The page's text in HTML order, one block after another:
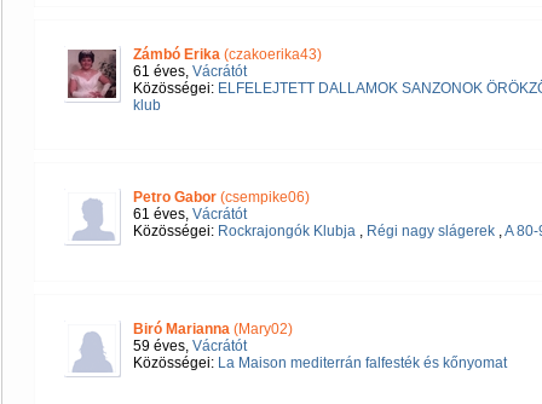
Zámbó Erika (czakoerika43)
61 éves, Vácrátót
Közösségei: ELFELEJTETT DALLAMOK SANZONOK
klub
Petro Gabor (csempike06)
61 éves, Vácrátót
Közösségei: Rockrajongók Klubja , Régi nagy slágerek ,A
Biró Marianna (Mary02)
59 éves, Vácrátót
Közösségei: La Maison mediterrán falfesték és kőnyomat